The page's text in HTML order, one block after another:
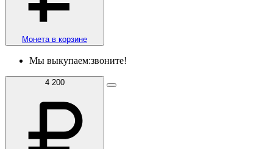
Монета в корзине
Мы выкупаем:звоните!
4 200